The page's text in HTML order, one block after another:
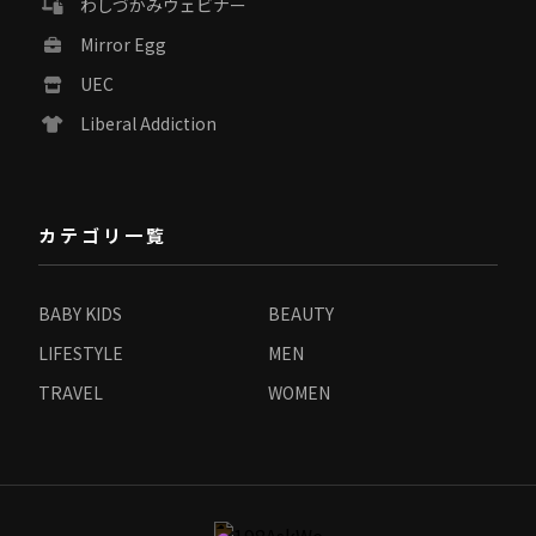
Mirror Egg
UEC
Liberal Addiction
カテゴリ一覧
BABY KIDS
BEAUTY
LIFESTYLE
MEN
TRAVEL
WOMEN